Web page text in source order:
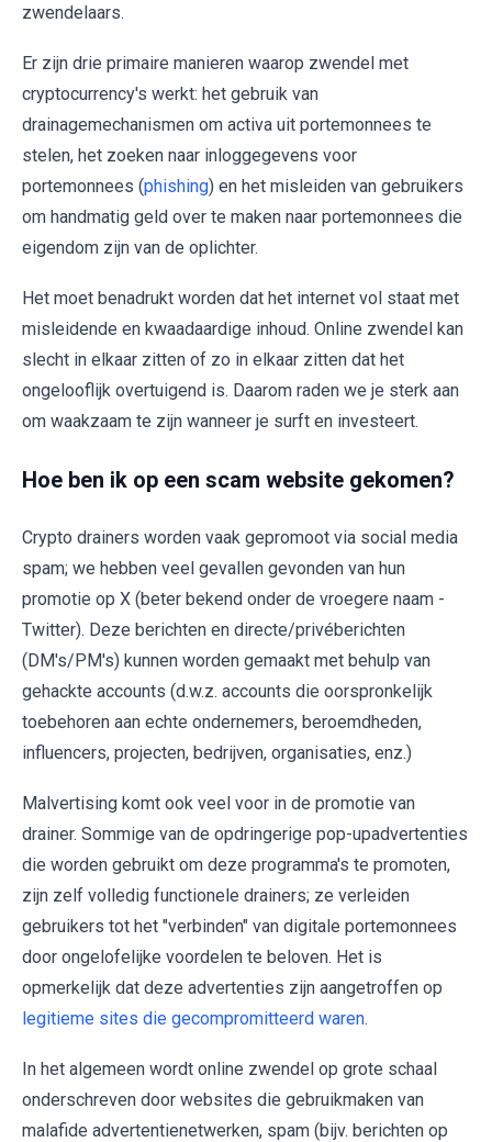
zwendelaars.
Er zijn drie primaire manieren waarop zwendel met
cryptocurrency's werkt: het gebruik van
drainagemechanismen om activa uit portemonnees te
stelen, het zoeken naar inloggegevens voor
portemonnees (phishing) en het misleiden van gebruikers
om handmatig geld over te maken naar portemonnees die
eigendom zijn van de oplichter.
Het moet benadrukt worden dat het internet vol staat met
misleidende en kwaadaardige inhoud. Online zwendel kan
slecht in elkaar zitten of zo in elkaar zitten dat het
ongelooflijk overtuigend is. Daarom raden we je sterk aan
om waakzaam te zijn wanneer je surft en investeert.
Hoe ben ik op een scam website gekomen?
Crypto drainers worden vaak gepromoot via social media
spam; we hebben veel gevallen gevonden van hun
promotie op X (beter bekend onder de vroegere naam -
Twitter). Deze berichten en directe/privéberichten
(DM's/PM's) kunnen worden gemaakt met behulp van
gehackte accounts (d.w.z. accounts die oorspronkelijk
toebehoren aan echte ondernemers, beroemdheden,
influencers, projecten, bedrijven, organisaties, enz.)
Malvertising komt ook veel voor in de promotie van
drainer. Sommige van de opdringerige pop-upadvertenties
die worden gebruikt om deze programma's te promoten,
zijn zelf volledig functionele drainers; ze verleiden
gebruikers tot het "verbinden" van digitale portemonnees
door ongelofelijke voordelen te beloven. Het is
opmerkelijk dat deze advertenties zijn aangetroffen op
legitieme sites die gecompromitteerd waren.
In het algemeen wordt online zwendel op grote schaal
onderschreven door websites die gebruikmaken van
malafide advertentienetwerken, spam (bijv. berichten op